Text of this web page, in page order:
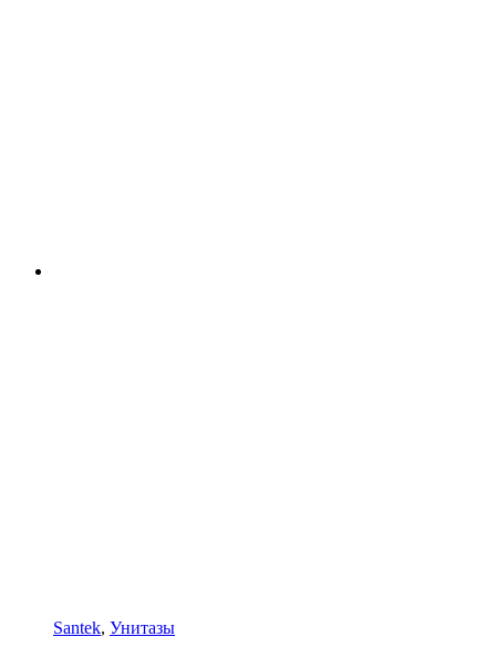
Santek, Унитазы